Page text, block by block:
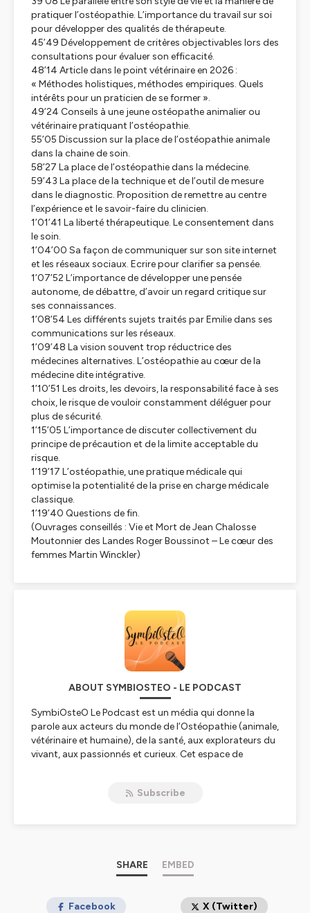
pratiquer l’ostéopathie. L’importance du travail sur soi
pour développer des qualités de thérapeute.
45’49 Développement de critères objectivables lors des
consultations pour évaluer son efficacité.
48’14 Article dans le point vétérinaire en 2026 :
« Méthodes holistiques, méthodes empiriques. Quels
intérêts pour un praticien de se former ».
49’24 Conseils à une jeune ostéopathe animalier ou
vétérinaire pratiquant l’ostéopathie.
55’05 Discussion sur la place de l’ostéopathie animale
dans la chaine de soin.
58’27 La place de l’ostéopathie dans la médecine.
59’43 La place de la technique et de l’outil de mesure
dans le diagnostic. Proposition de remettre au centre
l’expérience et le savoir-faire du clinicien.
1’01’41 La liberté thérapeutique. Le consentement dans
le soin.
1’04’00 Sa façon de communiquer sur son site internet
et les réseaux sociaux. Ecrire pour clarifier sa pensée.
1’07’52 L’importance de développer une pensée
autonome, de débattre, d’avoir un regard critique sur
ses connaissances.
1’08’54 Les différents sujets traités par Emilie dans ses
communications sur les réseaux.
1’09’48 La vision souvent trop réductrice des
médecines alternatives. L’ostéopathie au cœur de la
médecine dite intégrative.
1’10’51 Les droits, les devoirs, la responsabilité face à ses
choix, le risque de vouloir constamment déléguer pour
plus de sécurité.
1’15’05 L’importance de discuter collectivement du
principe de précaution et de la limite acceptable du
risque.
1’19’17 L’ostéopathie, une pratique médicale qui
optimise la potentialité de la prise en charge médicale
classique.
1’19’40 Questions de fin.
(Ouvrages conseillés : Vie et Mort de Jean Chalosse
Moutonnier des Landes Roger Boussinot – Le cœur des
femmes Martin Winckler)
ABOUT SYMBIOSTEO - LE PODCAST
SymbiOsteO Le Podcast est un média qui donne la
parole aux acteurs du monde de l’Ostéopathie (animale,
vétérinaire et humaine), de la santé, aux explorateurs du
vivant, aux passionnés et curieux. Cet espace de
d’une pensée complexe. Nous croyons à la vertu du
Nous vous proposerons différents types d'épisodes :
🏵️ Tables rondes
Subscribe
SHARE EMBED
Facebook X (Twitter)